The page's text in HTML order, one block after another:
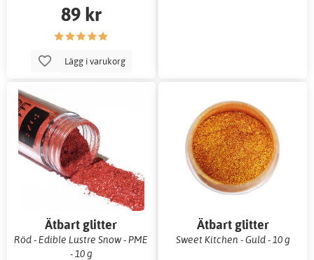
89 kr
Lägg i varukorg
Ätbart glitter
Röd - Edible Lustre Snow - PME
- 10 g
Ätbart glitter
Sweet Kitchen - Guld - 10 g